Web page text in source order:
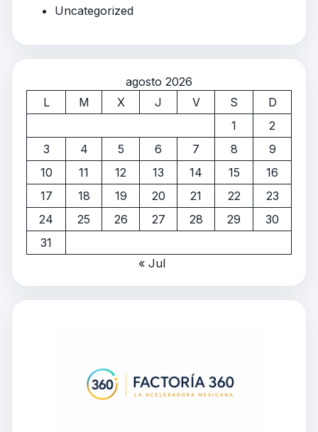
Uncategorized
agosto 2026
L
M X J V S
D
1
2
3
4 5 6 7 8
9
10
11 12 13 14 15
16
17
18 19 20 21 22
23
24
25 26 27 28 29
30
31
« Jul